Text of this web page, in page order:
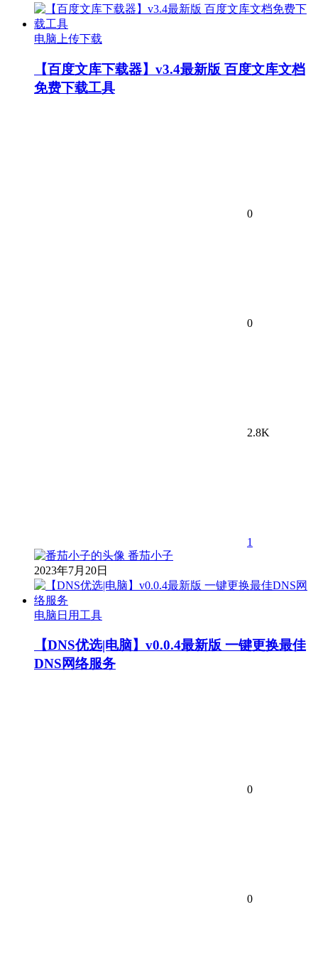
电脑上传下载
【百度文库下载器】v3.4最新版 百度文库文档
免费下载工具
0
0
2.8K
1
番茄小子
2023年7月20日
电脑日用工具
【DNS优选|电脑】v0.0.4最新版 一键更换最佳
DNS网络服务
0
0